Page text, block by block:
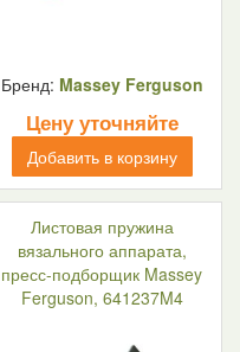
Бренд: Massey Ferguson
Цену уточняйте
Добавить в корзину
Листовая пружина
вязального аппарата,
пресс-подборщик Massey
Ferguson, 641237M4